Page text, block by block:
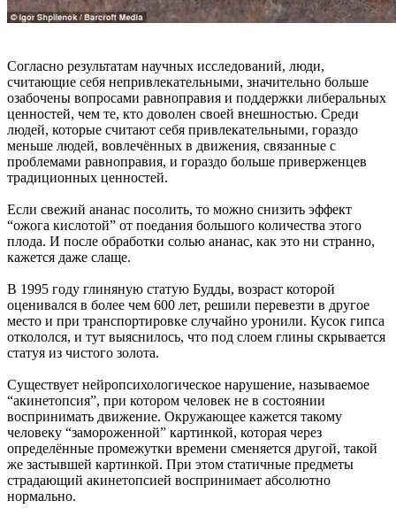
Согласно результатам научных исследований, люди,
считающие себя непривлекательными, значительно больше
озабочены вопросами равноправия и поддержки либеральных
ценностей, чем те, кто доволен своей внешностью. Среди
людей, которые считают себя привлекательными, гораздо
меньше людей, вовлечённых в движения, связанные с
проблемами равноправия, и гораздо больше приверженцев
традиционных ценностей.
Если свежий ананас посолить, то можно снизить эффект
“ожога кислотой” от поедания большого количества этого
плода. И после обработки солью ананас, как это ни странно,
кажется даже слаще.
В 1995 году глиняную статую Будды, возраст которой
оценивался в более чем 600 лет, решили перевезти в другое
место и при транспортировке случайно уронили. Кусок гипса
откололся, и тут выяснилось, что под слоем глины скрывается
статуя из чистого золота.
Существует нейропсихологическое нарушение, называемое
“акинетопсия”, при котором человек не в состоянии
воспринимать движение. Окружающее кажется такому
человеку “замороженной” картинкой, которая через
определённые промежутки времени сменяется другой, такой
же застывшей картинкой. При этом статичные предметы
страдающий акинетопсией воспринимает абсолютно
нормально.